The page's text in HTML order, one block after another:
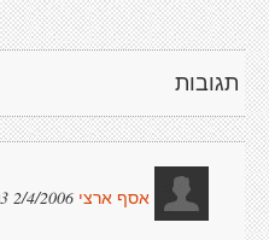
תגובות
אסף ארצי 2/4/2006 23:56:03